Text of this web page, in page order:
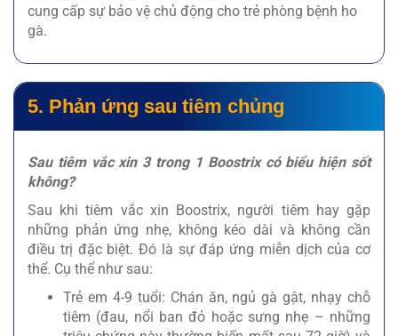
cung cấp sự bảo vệ chủ động cho trẻ phòng bệnh ho
gà.
5. Phản ứng sau tiêm chủng
Sau tiêm vắc xin 3 trong 1 Boostrix có biểu hiện sốt
không?
Sau khi tiêm vắc xin Boostrix, người tiêm hay gặp
những phản ứng nhẹ, không kéo dài và không cần
điều trị đặc biệt. Đó là sự đáp ứng miễn dịch của cơ
thể. Cụ thể như sau:
Trẻ em 4-9 tuổi: Chán ăn, ngủ gà gật, nhạy chỗ
tiêm (đau, nổi ban đỏ hoặc sưng nhẹ – những